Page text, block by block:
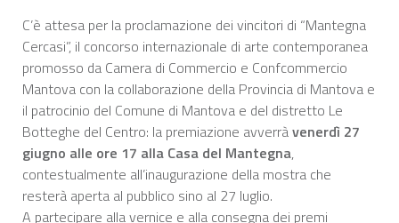
C’è attesa per la proclamazione dei vincitori di “Mantegna
Cercasi”, il concorso internazionale di arte contemporanea
promosso da Camera di Commercio e Confcommercio
Mantova con la collaborazione della Provincia di Mantova e
il patrocinio del Comune di Mantova e del distretto Le
Botteghe del Centro: la premiazione avverràvenerdì 27
giugno alle ore 17 alla Casa del Mantegna,
contestualmente all’inaugurazione della mostra che
resterà aperta al pubblico sino al 27 luglio.
A partecipare alla vernice e alla consegna dei premi